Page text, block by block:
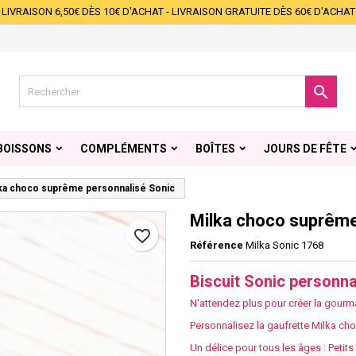
LIVRAISON 6,50€ DÈS 10€ D'ACHAT - LIVRAISON GRATUITE DÈS 60€ D'ACHAT

COMPLÉMENTS BOÎTES JOURS DE FÊTE
choco suprême personnalisé Sonic
favorite_border
Milka choco
Référence Milka Sonic 1768
Biscuit Sonic
N'attendez plus pour créer la
Personnalisez la gaufrette Milka
Un délice pour tous les âges :
Créer une nouvelle liste
de la liste d'envies
devez être connecté pour ajouter des produits à votre liste d'envies.